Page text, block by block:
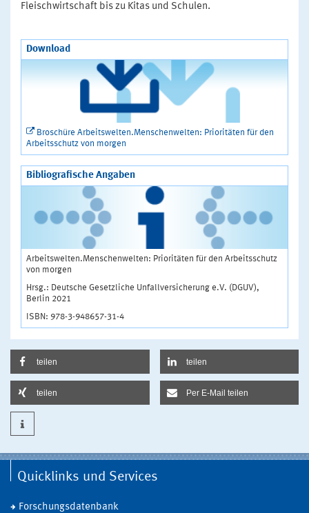
Fleischwirtschaft bis zu Kitas und Schulen.
Download
Broschüre Arbeitswelten.Menschenwelten: Prioritäten für den
Arbeitsschutz von morgen
Bibliografische Angaben
Arbeitswelten.Menschenwelten: Prioritäten für den Arbeitsschutz
von morgen
Hrsg.: Deutsche Gesetzliche Unfallversicherung e.V. (DGUV),
Berlin 2021
ISBN: 978-3-948657-31-4
teilen teilen
teilen Per E-Mail teilen
Quicklinks und Services
Forschungsdatenbank